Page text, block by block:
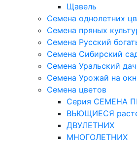
Щавель
Семена однолетних
Семена пряных
Семена Русский
Семена Сибирский
Семена Уральский
Семена Урожай на
Семена цветов
Cерия CЕМЕНА
ВЬЮЩИЕСЯ
ДВУЛЕТНИХ
МНОГОЛЕТНИХ